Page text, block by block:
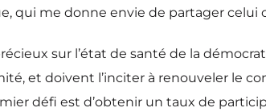
qui me donne envie de partager celui
sur l’état de santé de la
et doivent l’inciter à renouveler le
défi est d’obtenir un taux de